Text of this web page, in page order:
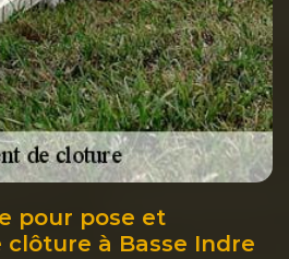
pour pose et
à Basse Indre